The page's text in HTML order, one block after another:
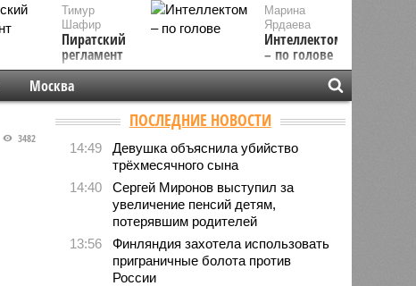
Марина
Ярдаева
Интеллектом
– по голове
Тимур
Шафир
Пиратский
регламент
Москва
3482
ПОСЛЕДНИЕ НОВОСТИ
14:49
Девушка объяснила убийство
трёхмесячного сына
14:40
Сергей Миронов выступил за
увеличение пенсий детям,
потерявшим родителей
13:56
Финляндия захотела использовать
приграничные болота против
России